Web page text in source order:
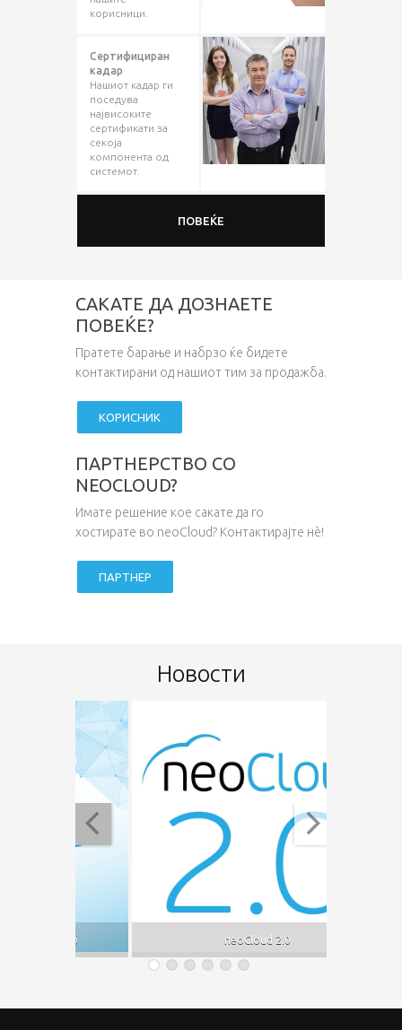
корисници.
Сертифициран
кадар
Нашиот кадар ги
поседува
највисоките
сертификати за
секоја
компонента од
системот.
ПОВЕЌЕ
САКАТЕ ДА ДОЗНАЕТЕ
ПОВЕЌЕ?
Пратете барање и набрзо ќе бидете
контактирани од нашиот тим за продажба.
КОРИСНИК
ПАРТНЕРСТВО СО
NEOCLOUD?
Имате решение кое сакате да го
хостирате во neoCloud? Контактирајте нѐ!
ПАРТНЕР
Новости
neoCloud 2.0